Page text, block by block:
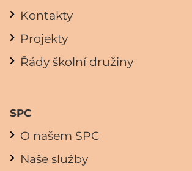
Kontakty
Projekty
Řády školní družiny
SPC
O našem SPC
Naše služby